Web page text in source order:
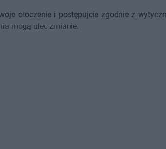
otoczenie i postępujcie zgodnie z
mogą ulec zmianie.